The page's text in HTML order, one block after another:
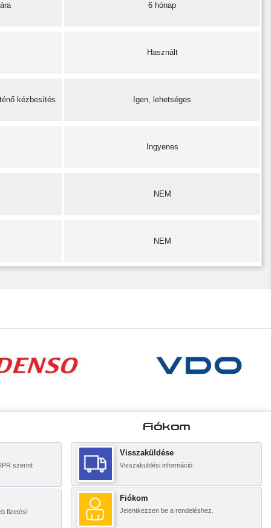
6 hónap
Használt
kézbesítés Igen, lehetséges
Ingyenes
NEM
NEM
szerint
fizetési
Fiókom
Visszaküldése
Visszaküldési információ.
Fiókom
Jelentkezzen be a rendeléshez.